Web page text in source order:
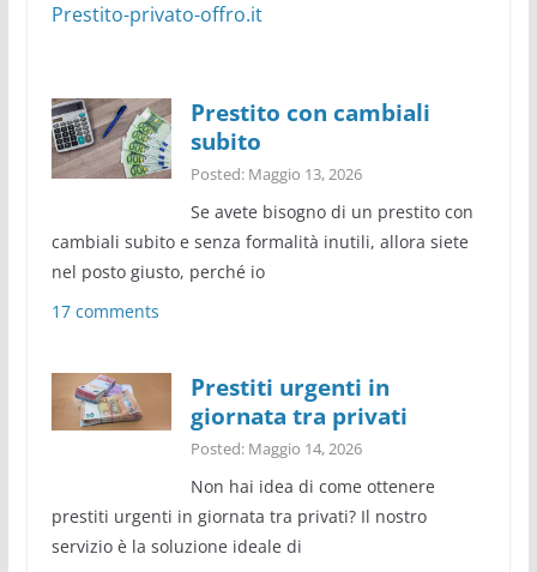
Prestito-privato-offro.it
Prestito con cambiali
subito
Posted: Maggio 13, 2026
Se avete bisogno di un prestito con
cambiali subito e senza formalità inutili, allora siete
nel posto giusto, perché io
17 comments
Prestiti urgenti in
giornata tra privati
Posted: Maggio 14, 2026
Non hai idea di come ottenere
prestiti urgenti in giornata tra privati? Il nostro
servizio è la soluzione ideale di